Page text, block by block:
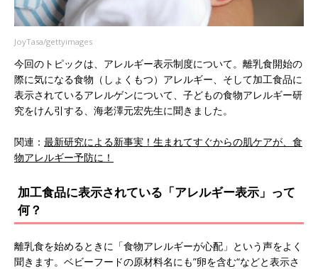
JoyTasa/gettyimages
今回のトピックは、アレルギー表示制度について。離乳食開始の
際に気になる食物（しょくもつ）アレルギー、そして加工食品に
表示されているアレルゲンについて、子どもの食物アレルギー研
究をけん引する、海老澤元宏先生に聞きました。
関連： 最新研究による新事実！生まれてすぐからの肌ケアが、食
物アレルギー予防に！
加工食品に表示されている「アレルギー表示」って
何？
離乳食を始めるときに「食物アレルギーが心配」という声をよく
聞きます。ベビーフードの原材料名にも”卵を含む“などと表示さ